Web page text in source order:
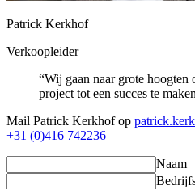
Patrick Kerkhof
Verkoopleider
“Wij gaan naar grote
project tot een succes te
Mail Patrick Kerkhof op
+31 (0)416 742236
Naam